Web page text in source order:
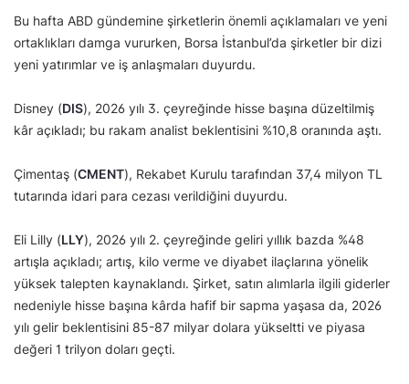
Bu hafta ABD gündemine şirketlerin önemli açıklamaları ve yeni
ortaklıkları damga vururken, Borsa İstanbul’da şirketler bir dizi
yeni yatırımlar ve iş anlaşmaları duyurdu.
Disney (DIS), 2026 yılı 3. çeyreğinde hisse başına düzeltilmiş
kâr açıkladı; bu rakam analist beklentisini %10,8 oranında aştı.
Çimentaş (CMENT), Rekabet Kurulu tarafından 37,4 milyon TL
tutarında idari para cezası verildiğini duyurdu.
Eli Lilly (LLY), 2026 yılı 2. çeyreğinde geliri yıllık bazda %48
artışla açıkladı; artış, kilo verme ve diyabet ilaçlarına yönelik
yüksek talepten kaynaklandı. Şirket, satın alımlarla ilgili giderler
nedeniyle hisse başına kârda hafif bir sapma yaşasa da, 2026
yılı gelir beklentisini 85-87 milyar dolara yükseltti ve piyasa
değeri 1 trilyon doları geçti.